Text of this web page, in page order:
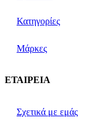
Κατηγορίες
Μάρκες
ΕΤΑΙΡΕΙΑ
Σχετικά με εμάς